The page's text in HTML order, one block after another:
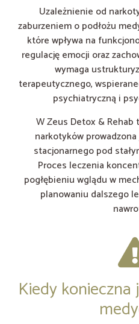
Uzależnienie od
zaburzeniem o podłożu
które wpływa na
regulację emocji oraz
wymaga
terapeutycznego,
psychiatryczną i
W Zeus Detox &
narkotyków
stacjonarnego pod
Proces leczenia
pogłębieniu wglądu w
planowaniu dalszego
Kiedy